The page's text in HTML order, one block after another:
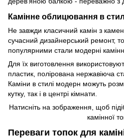
Камінне облицювання в
Не завжди класичний камін з
сучасний дизайнерський ремонт,
популярними стали модерні
Для їх виготовлення
пластик, полірована нержавіюча
Каміни в стилі модерн можуть
кутку, так і в центрі кімнати.
Натисніть на зображення, щоб
камінної
Переваги топок для